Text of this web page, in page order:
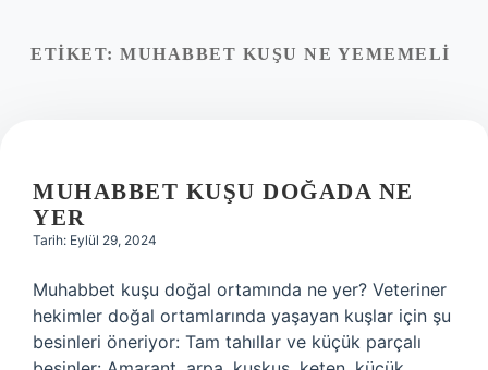
Yasal Uyarı
ETIKET: MUHABBET KUŞU NE YEMEMELI
MUHABBET KUŞU DOĞADA NE
YER
Tarih: Eylül 29, 2024
Muhabbet kuşu doğal ortamında ne yer? Veteriner
hekimler doğal ortamlarında yaşayan kuşlar için şu
besinleri öneriyor: Tam tahıllar ve küçük parçalı